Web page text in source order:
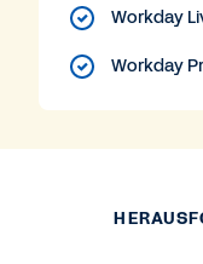
Workday
Workday